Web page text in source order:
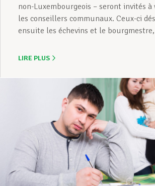
Actualités
non-Luxembourgeois – seront invités
les conseillers communaux. Ceux-ci
ensuite les échevins et le
LIRE PLUS